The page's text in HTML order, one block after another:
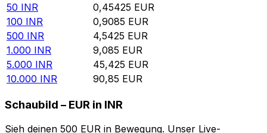
50 INR 0,45425 EUR
100 INR 0,9085 EUR
500 INR 4,5425 EUR
1.000 INR 9,085 EUR
5.000 INR 45,425 EUR
10.000 INR 90,85 EUR
Schaubild – EUR in INR
Sieh deinen 500 EUR in Bewegung. Unser Live-